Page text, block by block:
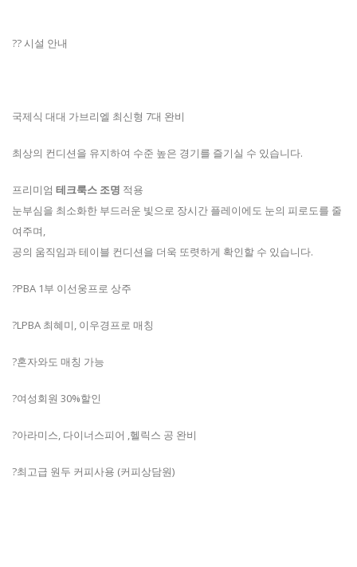
?? 시설 안내
국제식 대대 가브리엘 최신형 7대 완비
최상의 컨디션을 유지하여 수준 높은 경기를 즐기실 수 있습니다.
프리미엄 테크룩스 조명 적용
눈부심을 최소화한 부드러운 빛으로 장시간 플레이에도 눈의 피로도를 줄
여주며,
공의 움직임과 테이블 컨디션을 더욱 또렷하게 확인할 수 있습니다.
?PBA 1부 이선웅프로 상주
?LPBA 최혜미, 이우경프로 매칭
?혼자와도 매칭 가능
?여성회원 30%할인
?아라미스, 다이너스피어 ,헬릭스 공 완비
?최고급 원두 커피사용 (커피상담원)